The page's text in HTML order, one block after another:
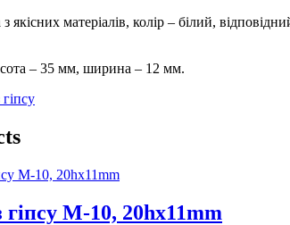
якісних матеріалів, колір – білий,
– 35 мм, ширина – 12 мм.
М-10, 20hx11mm